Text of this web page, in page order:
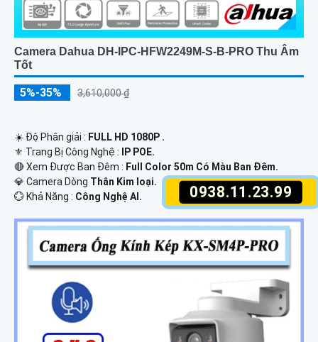
0938.11.23.99
Camera Dahua DH-IPC-HFW2249M-S-B-PRO Thu Âm
Tốt
5%-35% 3,610,000 ₫
☀️ Độ Phân giải : FULL HD 1080P .
⚜️ Trang Bị Công Nghệ :
IP POE.
🔴 Xem Được Ban Đêm : Full Color 50m Có Màu Ban Ðêm.
💎 Camera Dòng Thân Kim loại.
️💮 Khả Năng : Công Nghệ AI.